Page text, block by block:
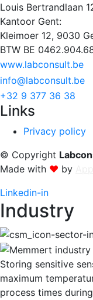
Louis Bertrandlaan
Kantoor Gent:
Kleimoer 12, 9030
BTW BE
www.labconsult.be
info@labconsult.be
+32 9 377 36 38
Links
Privacy policy
© Copyright
Made with ❤ by
Linkedin-in
Industry
Storing sensitive
maximum
process times